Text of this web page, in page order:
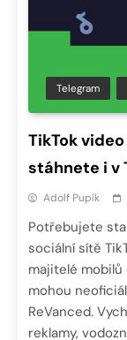
Telegram
TikTok
stáhnete i v
Adolf Pupík
Potřebujete
sociální sítě
majitelé
mohou
ReVanced.
reklamy,